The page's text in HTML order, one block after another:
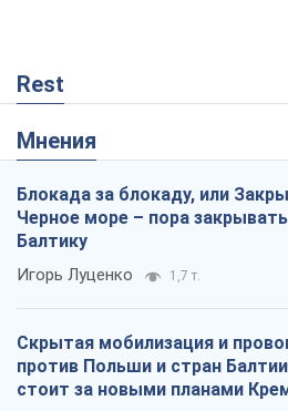
Rest
Мнения
Блокада за блокаду, или
Черное море – пора
Балтику
Игорь Луценко 1,7 т.
Скрытая мобилизация и
против Польши и стран
стоит за новыми планами